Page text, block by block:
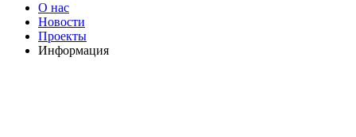
О нас
Новости
Проекты
Информация